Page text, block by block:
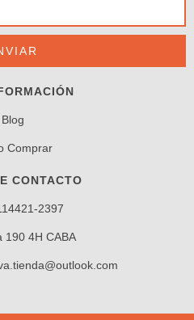
Blog
Comprar
CONTACTO
2397
190 4H CABA